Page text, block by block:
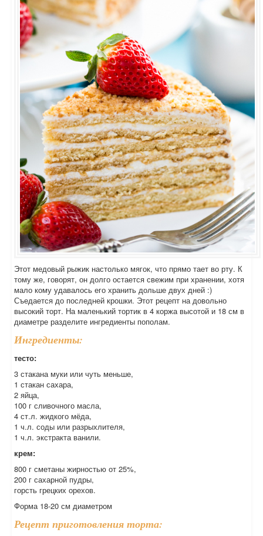
Этот медовый рыжик настолько мягок, что прямо тает во рту. К
тому же, говорят, он долго остается свежим при хранении, хотя
мало кому удавалось его хранить дольше двух дней :)
Съедается до последней крошки. Этот рецепт на довольно
высокий торт. На маленький тортик в 4 коржа высотой и 18 см в
диаметре разделите ингредиенты пополам.
Ингредиенты:
тесто:
3 стакана муки или чуть меньше,
1 стакан сахара,
2 яйца,
100 г сливочного масла,
4 ст.л. жидкого мёда,
1 ч.л. соды или разрыхлителя,
1 ч.л. экстракта ванили.
крем:
800 г сметаны жирностью от 25%,
200 г сахарной пудры,
горсть грецких орехов.
Форма 18-20 см диаметром
Рецепт приготовления торта: